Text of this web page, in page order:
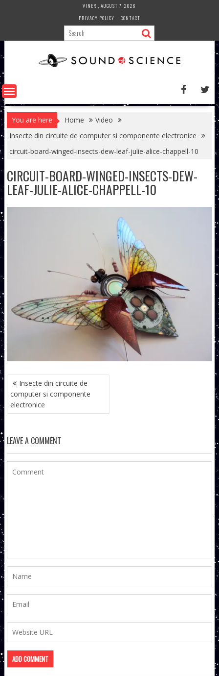
VINERI, AUGUST 7, 2026
PRIVACY POLICY
CONTACT
You are here Home
Video
Insecte din circuite de computer si componente electronice
circuit-board-winged-insects-dew-leaf-julie-alice-chappell-10
CIRCUIT-BOARD-WINGED-INSECTS-DEW-
LEAF-JULIE-ALICE-CHAPPELL-10
NAVIGARE
ÎN
ARTICOLE
Insecte din circuite de
computer si componente
electronice
LEAVE A COMMENT